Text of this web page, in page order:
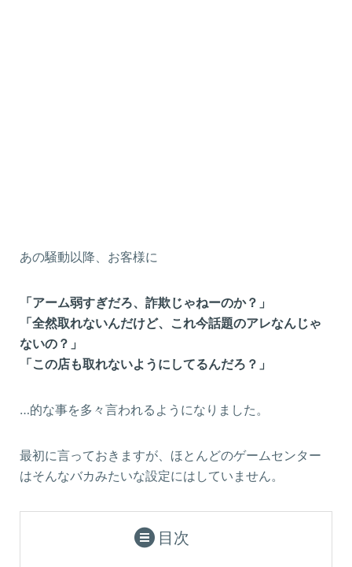
あの騒動以降、お客様に
「アーム弱すぎだろ、詐欺じゃねーのか？」
「全然取れないんだけど、これ今話題のアレなんじゃ
ないの？」
「この店も取れないようにしてるんだろ？」
…的な事を多々言われるようになりました。
最初に言っておきますが、ほとんどのゲームセンター
はそんなバカみたいな設定にはしていません。
目次